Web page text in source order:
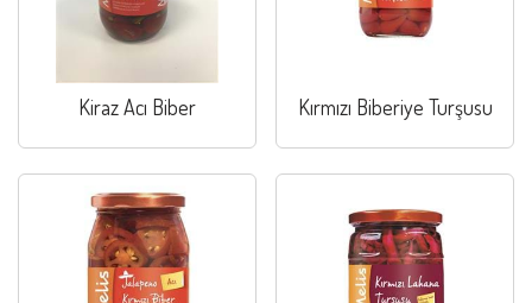
Kiraz Acı Biber Kırmızı Biberiye Turşusu